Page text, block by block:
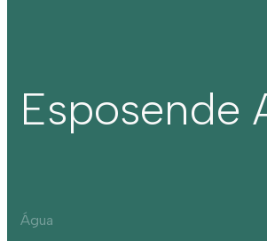
Esposende
Água